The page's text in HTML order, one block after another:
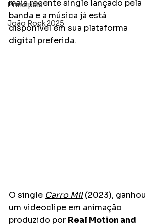
Principais
João Rock 2025
mais recente single lançado pela
banda e a música já está
disponível em sua plataforma
digital preferida.
O single Carro Mil (2023), ganhou
um videoclipe em animação
produzido por Real Motion and